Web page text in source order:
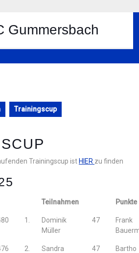
Gummersbach
Trainingscup
Trainingscup ist HIER zu finden
Teilnahmen
1.
Dominik
Müller
47
Frank
2.
Sandra
47
Bartho